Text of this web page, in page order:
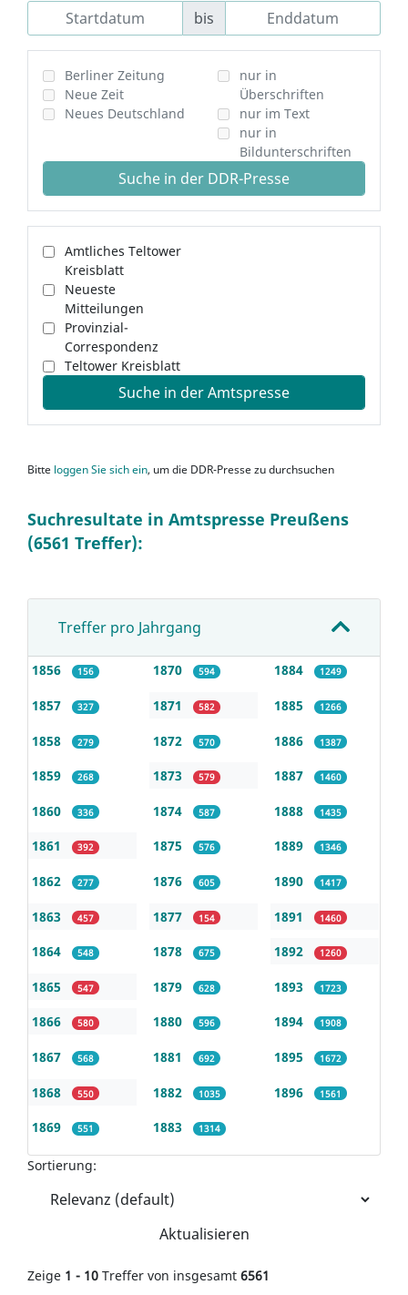
bis
Berliner Zeitung
Neue Zeit
Neues Deutschland
nur in
Überschriften
nur im Text
nur in
Bildunterschriften
Suche in der DDR-Presse
Amtliches Teltower
Kreisblatt
Neueste
Mitteilungen
Provinzial-
Correspondenz
Teltower Kreisblatt
Suche in der Amtspresse
Bitte loggen Sie sich ein, um die DDR-Presse zu durchsuchen
Suchresultate in Amtspresse Preußens
(6561 Treffer):
Treffer pro Jahrgang
1856 156
1857 327
1858 279
1859 268
1860 336
1861 392
1862 277
1863 457
1864 548
1865 547
1866 580
1867 568
1868 550
1869 551
1870 594
1871 582
1872 570
1873 579
1874 587
1875 576
1876 605
1877 154
1878 675
1879 628
1880 596
1881 692
1882 1035
1883 1314
1884 1249
1885 1266
1886 1387
1887 1460
1888 1435
1889 1346
1890 1417
1891 1460
1892 1260
1893 1723
1894 1908
1895 1672
1896 1561
Sortierung:
Aktualisieren
Zeige 1 - 10 Treffer von insgesamt 6561